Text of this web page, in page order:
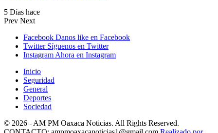
5 Días hace
Prev Next
Facebook Danos like en Facebook
Twitter Síguenos en Twitter
Instagram Ahora en Instagram
Inicio
Seguridad
General
Deportes
Sociedad
© 2026 - AM PM Oaxaca Noticias. All Rights Reserved.